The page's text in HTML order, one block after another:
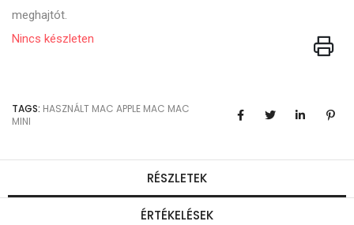
meghajtót.
Nincs készleten
TAGS: HASZNÁLT MAC APPLE MAC MAC
MINI
RÉSZLETEK
ÉRTÉKELÉSEK